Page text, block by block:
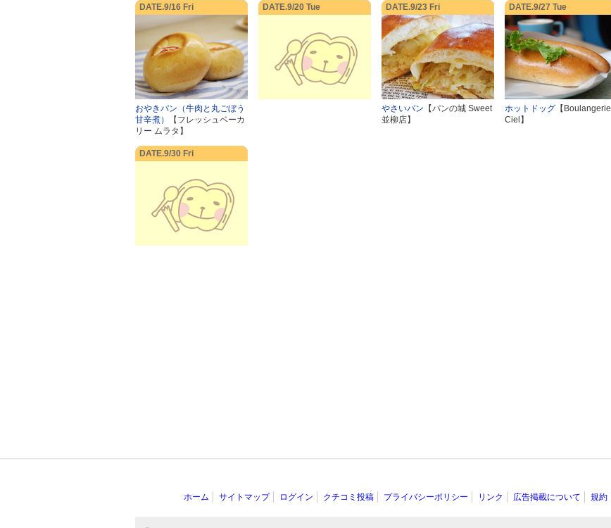
DATE.9/16 Fri
おやきパン（牛肉と丸ごぼう
甘辛煮）
【フレッシュベーカ
リー ムラタ】
DATE.9/20 Tue DATE.9/23 Fri
やさいパン 【パンの城 Sweet
並柳店】
DATE.9/27 Tue
ホットドッグ 【Boulangerie
Ciel】
DATE.9/30 Fri
ホーム サイトマップ ログイン クチコミ投稿 プライバシーポリシー リンク 広告掲載について 規約